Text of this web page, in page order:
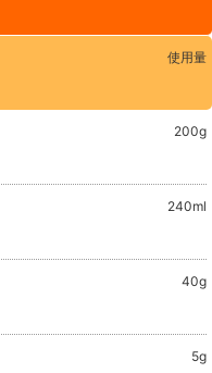
使用量
200g
240ml
40g
5g